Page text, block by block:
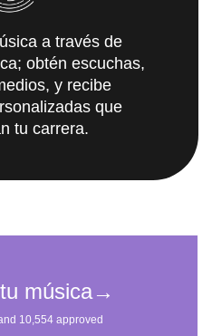
a través de
obtén escuchas,
y recibe
que
tu carrera.